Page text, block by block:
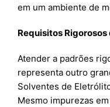
em um ambiente de
Requisitos
Atender a padrões
representa outro
Solventes de
Mesmo impurezas